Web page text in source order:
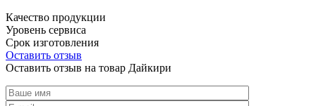
Качество продукции
Уровень сервиса
Срок изготовления
Оставить отзыв
Оставить отзыв на товар Дайкири